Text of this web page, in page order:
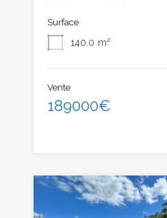
Surface
140.0 m²
Vente
189000€